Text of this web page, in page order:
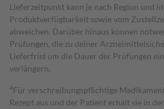
Lieferzeitpunkt kann je nach Region und
Produktverfügbarkeit sowie vom
abweichen. Darüber hinaus können
Prüfungen, die zu deiner
Lieferfrist um die Dauer der Prüfungen
verlängern.
4Für verschreibungspflichtige
Rezept aus und der Patient erhält sie in